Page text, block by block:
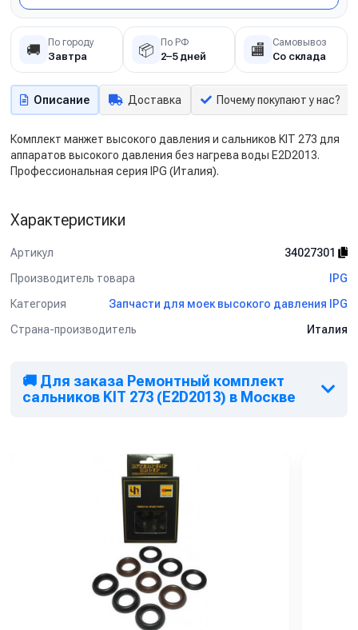
🚚 По городу
Завтра 📦 По РФ
2–5 дней 🏬 Самовывоз
Со склада
Описание Доставка Почему покупают у нас?
Комплект манжет высокого давления и сальников KIT 273 для
аппаратов высокого давления без нагрева воды E2D2013.
Профессиональная серия IPG (Италия).
Характеристики
Артикул
34027301
Производитель товара
IPG
Категория
Запчасти для моек высокого давления IPG
Страна-производитель
Италия
🚚 Для заказа Ремонтный комплект
сальников KIT 273 (E2D2013) в Москве